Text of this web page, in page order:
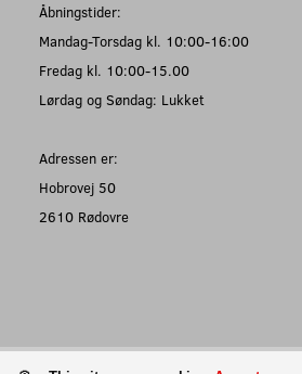
Åbningstider:
Mandag-Torsdag kl. 10:00-16:00
Fredag kl. 10:00-15.00
Lørdag og Søndag: Lukket
Adressen er:
Hobrovej 50
2610 Rødovre